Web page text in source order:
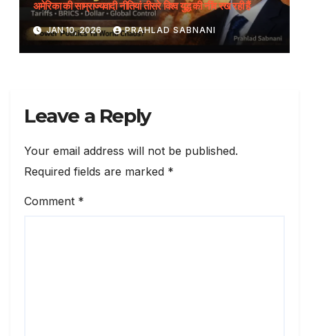
अमेरिका की साम्राज्यवादी नीतियां तीसरे विश्व युद्ध की नींव रख रही हैं
JAN 10, 2026 PRAHLAD SABNANI
Leave a Reply
Your email address will not be published.
Required fields are marked *
Comment *